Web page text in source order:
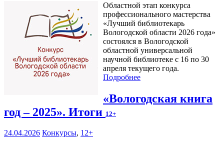
Областной этап конкурса
профессионального мастерства
«Лучший библиотекарь
Вологодской области 2026 года»
состоялся в Вологодской
областной универсальной
научной библиотеке с 16 по 30
апреля текущего года.
Подробнее
«Вологодская книга
год – 2025». Итоги 12+
24.04.2026 Конкурсы, 12+